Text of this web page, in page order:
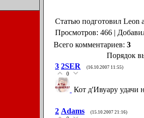
Статью подготовил Leon
Просмотров: 466 |
Всего комментариев: 3
Порядок
3 2SER (16.10.2007 11:55)
0
Кот д'Ивуару удачи
2 Adams (15.10.2007 21:16)